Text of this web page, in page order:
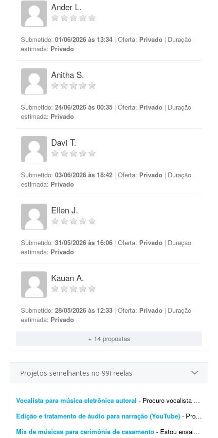
Ander L.
Submetido: 01/06/2026 às 13:34 | Oferta: Privado | Duração
estimada: Privado
Anitha S.
Submetido: 24/06/2026 às 00:35 | Oferta: Privado | Duração
estimada: Privado
Davi T.
Submetido: 03/06/2026 às 18:42 | Oferta: Privado | Duração
estimada: Privado
Ellen J.
Submetido: 31/05/2026 às 16:06 | Oferta: Privado | Duração
estimada: Privado
Kauan A.
Submetido: 28/05/2026 às 12:33 | Oferta: Privado | Duração
estimada: Privado
+ 14 propostas
Projetos semelhantes no 99Freelas
Vocalista para música eletrônica autoral - Procuro vocalista para música eletrônica autoral. Estou buscando uma pessoa para gravar os vocais de uma faixa autoral. Dou preferência por voz feminina, mas também esto...
Edição e tratamento de áudio para narração (YouTube) - Projeto: Editor de Áudio para Narração (YouTube) Estou procurando um editor de áudio freelancer para realizar a limpeza e o tratamento das minhas narraçõe...
Mix de músicas para cerimônia de casamento - Estou ensaiando para uma amiga que vai se casar e preciso montar um mix com a junção de 4 músicas, com duração total de aproximadamente 4 minutos. Preciso de alg...